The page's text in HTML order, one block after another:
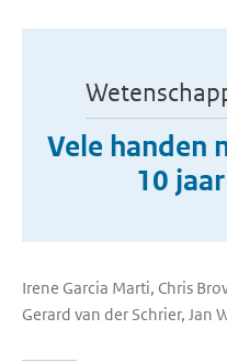
Vele handen
10
Irene Garcia Marti, Chris
Gerard van der Schrier, Jan